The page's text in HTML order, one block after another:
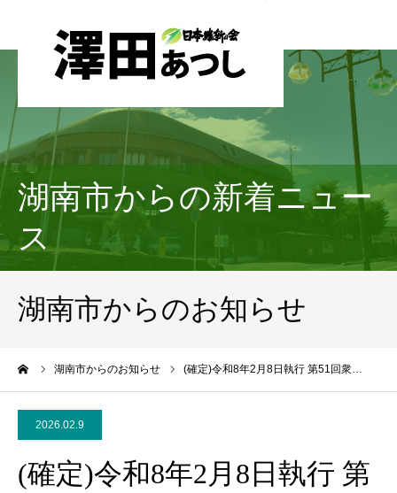
湖南市からの新着ニュー
ス
湖南市からのお知らせ
湖南市からのお知らせ (確定)令和8年2月8日執行 第51回衆…
2026.02.9
(確定)令和8年2月8日執行 第